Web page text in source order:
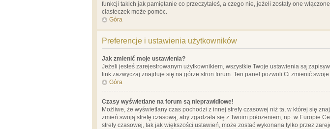
funkcji takich jak pamiętanie co przeczytałeś, a czego nie, jeżeli zostały one
ciasteczek może pomóc.
Góra
Preferencje i ustawienia użytkowników
Jak zmienić moje ustawienia?
Jeżeli jesteś zarejestrowanym użytkownikiem, wszystkie Twoje ustawienia są
link zazwyczaj znajduje się na górze stron forum. Ten panel pozwoli Ci zmienić
Góra
Czasy wyświetlane na forum są nieprawidłowe!
Możliwe, że wyświetlany czas pochodzi z innej strefy czasowej niż ta, w której się
zmień swoją strefę czasową, aby zgadzała się z Twoim położeniem, np. w Europie
strefy czasowej, tak jak większości ustawień, może zostać wykonana tylko przez